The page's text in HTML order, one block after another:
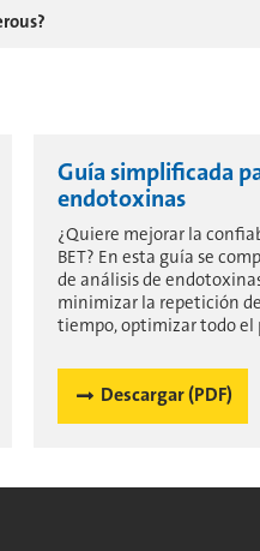
Guía simplificada
endotoxinas
¿Quiere mejorar la
BET? En esta guía se
de análisis de
minimizar la repetición
tiempo, optimizar todo el
Descargar (PDF)